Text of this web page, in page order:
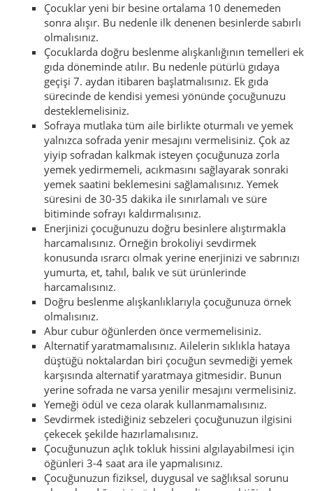
Çocuklar yeni bir besine ortalama 10 denemeden
sonra alışır. Bu nedenle ilk denenen besinlerde sabırlı
olmalısınız.
Çocuklarda doğru beslenme alışkanlığının temelleri ek
gıda döneminde atılır. Bu nedenle pütürlü gıdaya
geçişi 7. aydan itibaren başlatmalısınız. Ek gıda
sürecinde de kendisi yemesi yönünde çocuğunuzu
desteklemelisiniz.
Sofraya mutlaka tüm aile birlikte oturmalı ve yemek
yalnızca sofrada yenir mesajını vermelisiniz. Çok az
yiyip sofradan kalkmak isteyen çocuğunuza zorla
yemek yedirmemeli, acıkmasını sağlayarak sonraki
yemek saatini beklemesini sağlamalısınız. Yemek
süresini de 30-35 dakika ile sınırlamalı ve süre
bitiminde sofrayı kaldırmalısınız.
Enerjinizi çocuğunuzu doğru besinlere alıştırmakla
harcamalısınız. Örneğin brokoliyi sevdirmek
konusunda ısrarcı olmak yerine enerjinizi ve sabrınızı
yumurta, et, tahıl, balık ve süt ürünlerinde
harcamalısınız.
Doğru beslenme alışkanlıklarıyla çocuğunuza örnek
olmalısınız.
Abur cubur öğünlerden önce vermemelisiniz.
Alternatif yaratmamalısınız. Ailelerin sıklıkla hataya
düştüğü noktalardan biri çocuğun sevmediği yemek
karşısında alternatif yaratmaya gitmesidir. Bunun
yerine sofrada ne varsa yenilir mesajını vermelisiniz.
Yemeği ödül ve ceza olarak kullanmamalısınız.
Sevdirmek istediğiniz sebzeleri çocuğunuzun ilgisini
çekecek şekilde hazırlamalısınız.
Çocuğunuzun açlık tokluk hissini algılayabilmesi için
öğünleri 3-4 saat ara ile yapmalısınız.
Çocuğunuzun fiziksel, duygusal ve sağlıksal sorunu